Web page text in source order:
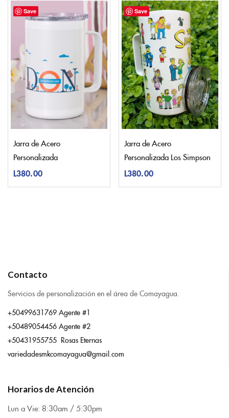
Save
Jarra de Acero
Personalizada
L380.00
Save
Jarra de Acero
Personalizada Los Simpson
L380.00
Contacto
Servicios de personalización en el área de Comayagua.
+50499631769 Agente #1
+50489054456 Agente #2
+50431955755 Rosas Eternas
variedadesmkcomayagua@gmail.com
Horarios de Atención
Lun a Vie: 8:30am / 5:30pm